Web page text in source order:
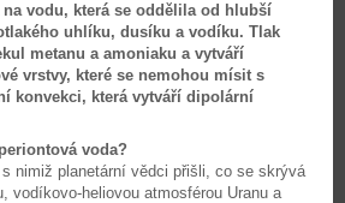
vodu, která se oddělila od hlubší
uhlíku, dusíku a vodíku. Tlak
metanu a amoniaku a vytváří
vrstvy, které se nemohou mísit s
konvekci, která vytváří dipolární
voda?
nimiž planetární vědci přišli, co se skrývá
vodíkovo-heliovou atmosférou Uranu a